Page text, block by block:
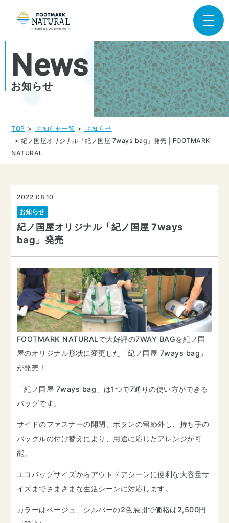
News
お知らせ
TOP お知らせ一覧
お知らせ
紀ノ国屋オリジナル「紀ノ国屋 7ways bag」発売 | FOOTMARK
NATURAL
2022.08.10
お知らせ
紀ノ国屋オリジナル「紀ノ国屋 7ways
bag」発売
FOOTMARK NATURALで大好評の7WAY BAGを紀ノ国
屋のオリジナル形状に変更した「紀ノ国屋 7ways bag」
が発売！
「紀ノ国屋 7ways bag」は1つで7通りの使い方ができる
バッグです。
サイドのファスナーの開閉、ボタンの留め外し、持ち手の
バックルの付け替えにより、用途に応じたアレンジが可
能。
エコバッグサイズからアウトドアシーンに便利な大容量サ
イズまでさまざまな生活シーンに対応します。
カラーはベージュ、シルバーの2色展開で価格は2,500円